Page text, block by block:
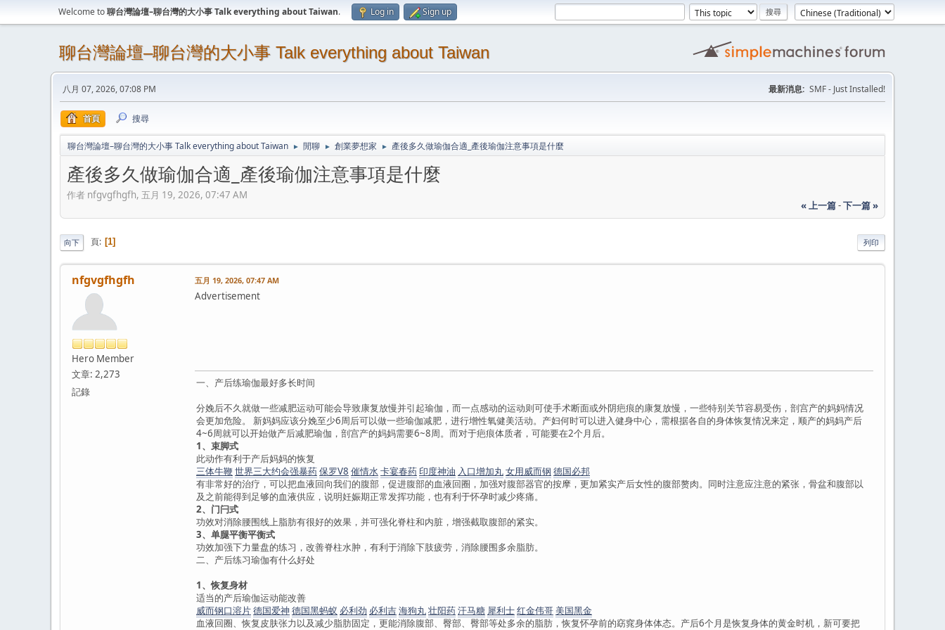
Welcome to聊台灣論壇–聊台灣的大小事 Talk everything about Taiwan. Log in Sign up
聊台灣論壇–聊台灣的大小事 Talk everything about Taiwan
八月 07, 2026, 07:08 PM 最新消息: SMF - Just Installed!
首頁 搜尋
聊台灣論壇–聊台灣的大小事 Talk everything about Taiwan ► 閒聊 ► 創業夢想家 ► 產後多久做瑜伽合適_產後瑜伽注意事項是什麼
產後多久做瑜伽合適_產後瑜伽注意事項是什麼
作者 nfgvgfhgfh, 五月 19, 2026, 07:47 AM
« 上一篇-下一篇 »
列印
向下 頁 1
nfgvgfhgfh
Hero Member
文章: 2,273
記錄
五月 19, 2026, 07:47 AM
Advertisement
一、产后练瑜伽最好多长时间
分娩后不久就做一些减肥运动可能会导致康复放慢并引起瑜伽，而一点感动的运动则可使手术断面或外阴疤痕的康复放慢，一些特别关节容易受伤，剖宫产的妈妈情况
会更加危险。 新妈妈应该分娩至少6周后可以做一些瑜伽减肥，进行增性氧健美活动。产妇何时可以进入健身中心，需根据各自的身体恢复情况来定，顺产的妈妈产后
4~6周就可以开始做产后减肥瑜伽，剖宫产的妈妈需要6~8周。而对于疤痕体质者，可能要在2个月后。
1、束脚式
此动作有利于产后妈妈的恢复
三体牛鞭世界三大约会强暴药保罗V8 催情水 卡宴春药 印度神油 入口增加丸女用威而钢 德国必邦
有非常好的治疗，可以把血液回向我们的腹部，促进腹部的血液回圈，加强对腹部器官的按摩，更加紧实产后女性的腹部赘肉。同时注意应注意的紧张，骨盆和腹部以
及之前能得到足够的血液供应，说明妊娠期正常发挥功能，也有利于怀孕时减少疼痛。
2、门闩式
功效对消除腰围线上脂肪有很好的效果，并可强化脊柱和内脏，增强截取腹部的紧实。
3、单腿平衡平衡式
功效加强下力量盘的练习，改善脊柱水肿，有利于消除下肢疲劳，消除腰围多余脂肪。
二、产后练习瑜伽有什么好处
1、恢复身材
适当的产后瑜伽运动能改善
威而钢口溶片德国爱神 德国黑蚂蚁 必利劲 必利吉海狗丸壮阳药汗马糖 犀利士红金伟哥美国黑金
血液回圈、恢复皮肤张力以及减少脂肪固定，更能消除腹部、臀部、臀部等处多余的脂肪，恢复怀孕前的窈窕身体体态。产后6个月是恢复身体的黄金时机，新可要把